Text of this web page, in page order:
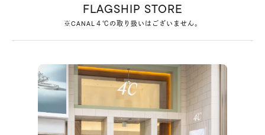
#ペア #ダイヤモンド ネックレス
#エタニティ #くまのプーさん
すべてのジュエリー
FLAGSHIP STORE
※CANAL４℃の取り扱いはございません。